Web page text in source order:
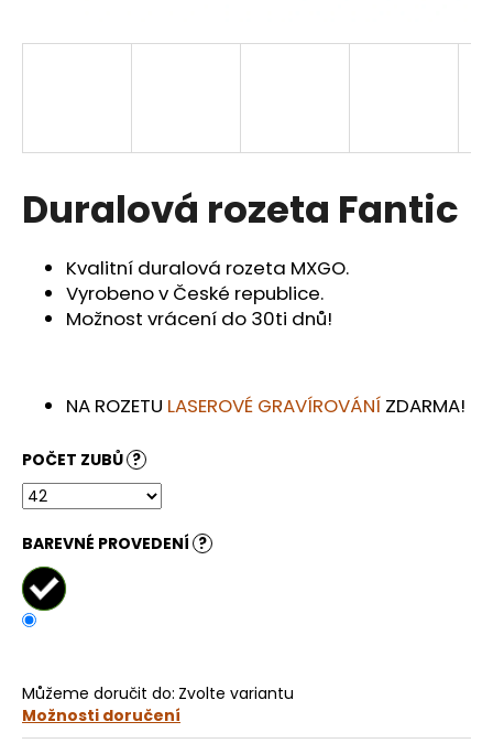
Duralová rozeta Fantic
Kvalitní duralová rozeta MXGO.
Vyrobeno v České republice.
Možnost vrácení do 30ti dnů!
NA ROZETU LASEROVÉ GRAVÍROVÁNÍ ZDARMA!
POČET ZUBŮ ?
BAREVNÉ PROVEDENÍ ?
Můžeme doručit do: Zvolte variantu
Možnosti doručení
j
?
HLEDAT
r
u
č
j
e
m
e
KOLEČKO
HUSQVARNA
TC65
E4058